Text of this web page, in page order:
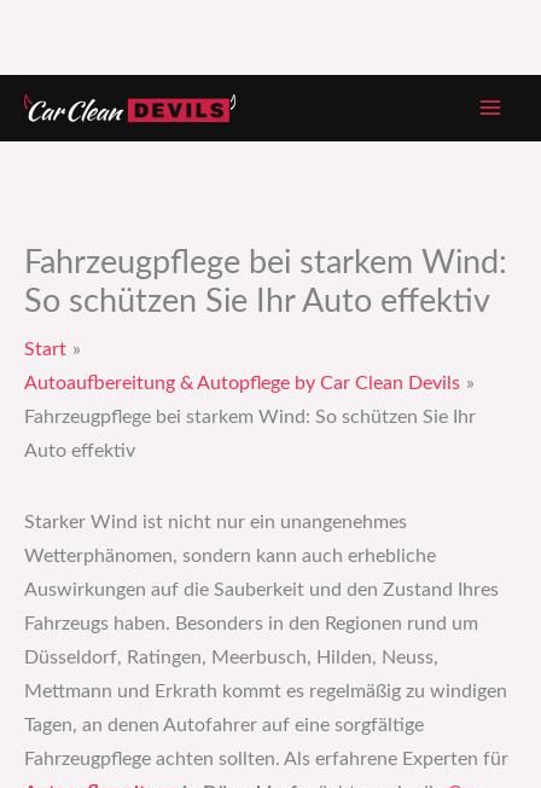
Zum
Inhalt
Fahrzeugpflege bei starkem Wind:
So schützen Sie Ihr Auto effektiv
Start
Autoaufbereitung & Autopflege by Car Clean Devils
Fahrzeugpflege bei starkem Wind: So schützen Sie Ihr
Auto effektiv
Starker Wind ist nicht nur ein unangenehmes
Wetterphänomen, sondern kann auch erhebliche
Auswirkungen auf die Sauberkeit und den Zustand Ihres
Fahrzeugs haben. Besonders in den Regionen rund um
Düsseldorf, Ratingen, Meerbusch, Hilden, Neuss,
Mettmann und Erkrath kommt es regelmäßig zu windigen
Tagen, an denen Autofahrer auf eine sorgfältige
Fahrzeugpflege achten sollten. Als erfahrene Experten für